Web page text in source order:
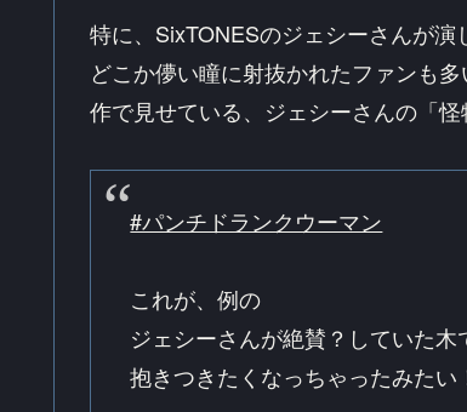
特に、SixTONESのジェシーさんが
どこか儚い瞳に射抜かれたファンも
作で見せている、ジェシーさんの「
#パンチドランクウーマン
これが、例の
ジェシーさんが絶賛？していた木
抱きつきたくなっちゃったみたい